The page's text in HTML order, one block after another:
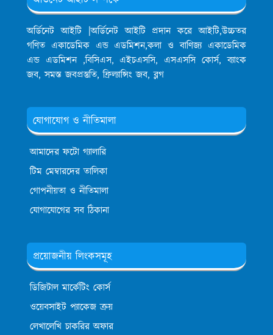
অর্ডিনেট আইটি |অর্ডিনেট আইটি প্রদান করে আইটি,উচ্চতর
গণিত একাডেমিক এন্ড এডমিশন,কলা ও বাণিজ্য একাডেমিক
এন্ড এডমিশন ,বিসিএস, এইচএসসি, এসএসসি কোর্স, ব্যাংক
জব, সমস্ত জবপ্রস্তুতি, ফ্রিল্যান্সিং জব, ব্লগ
যোগাযোগ ও নীতিমালা
আমাদের ফটো গ্যালারি
টিম মেম্বারদের তালিকা
গোপনীয়তা ও নীতিমালা
যোগাযোগের সব ঠিকানা
প্রয়োজনীয় লিংকসমূহ
ডিজিটাল মার্কেটিং কোর্স
ওয়েবসাইট প্যাকেজ ক্রয়
লেখালেখি চাকরির অফার